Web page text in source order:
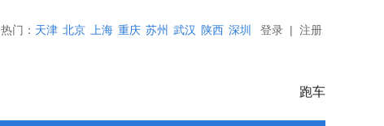
热门： 天津 北京 上海 重庆 苏州 武汉 陕西 深圳 登录 | 注册
跑车